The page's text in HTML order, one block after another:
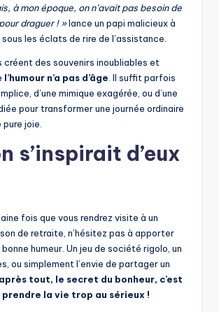
à mon époque, on n’avait pas besoin de
draguer ! »lance un papi malicieux à
les éclats de rire de l’assistance.
créent des souvenirs inoubliables et
l’humour n’a pas d’âge . Il suffit parfois
d’une mimique exagérée, ou d’une
pour transformer une journée ordinaire
joie.
s’inspirait d’eux
fois que vous rendrez visite à un
de retraite, n’hésitez pas à apporter
humeur. Un jeu de société rigolo, un
ou simplement l’envie de partager un
tout, le secret du bonheur, c’est
prendre la vie trop au sérieux !